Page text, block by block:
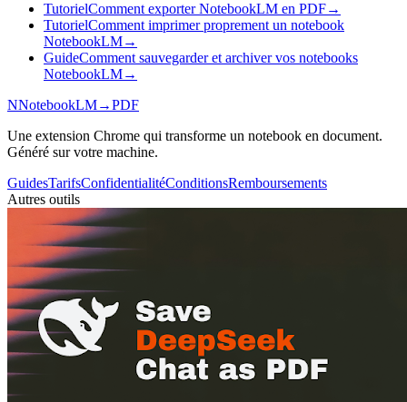
TutorielComment exporter NotebookLM en PDF→
TutorielComment imprimer proprement un notebook
NotebookLM→
GuideComment sauvegarder et archiver vos notebooks
NotebookLM→
NNotebookLM→PDF
Une extension Chrome qui transforme un notebook en document.
Généré sur votre machine.
GuidesTarifsConfidentialitéConditionsRemboursements
Autres outils